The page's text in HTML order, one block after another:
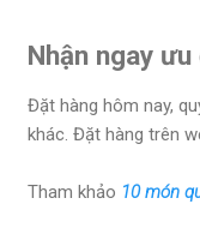
Nhận ngay
Đặt hàng hôm nay,
khác. Đặt hàng trên
Tham khảo 10 món